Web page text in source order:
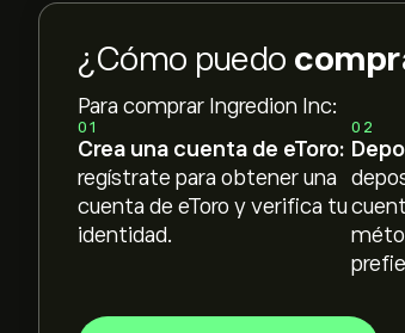
¿Cómo puedo
Para comprar Ingredion Inc:
01
Crea una cuenta de eToro:
regístrate para obtener una
cuenta de eToro y verifica tu
identidad.
02